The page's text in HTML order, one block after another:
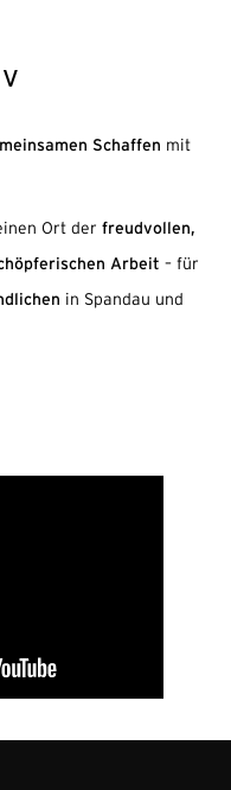
Schaffen mit
Ort der freudvollen,
Arbeit – für
in Spandau und